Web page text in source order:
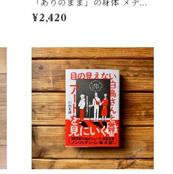
「ありのまま」の身体 メディ
アが描く私の見た目 | 藤嶋 陽
子(著)
¥2,420